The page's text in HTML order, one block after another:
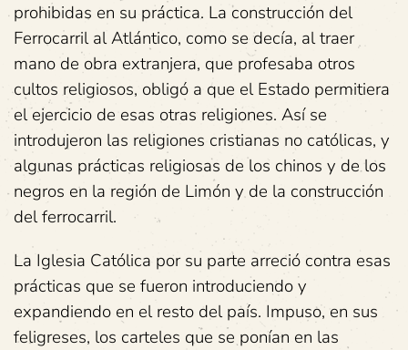
prohibidas en su práctica. La construcción del
Ferrocarril al Atlántico, como se decía, al traer
mano de obra extranjera, que profesaba otros
cultos religiosos, obligó a que el Estado permitiera
el ejercicio de esas otras religiones. Así se
introdujeron las religiones cristianas no católicas, y
algunas prácticas religiosas de los chinos y de los
negros en la región de Limón y de la construcción
del ferrocarril.
La Iglesia Católica por su parte arreció contra esas
prácticas que se fueron introduciendo y
expandiendo en el resto del país. Impuso, en sus
feligreses, los carteles que se ponían en las